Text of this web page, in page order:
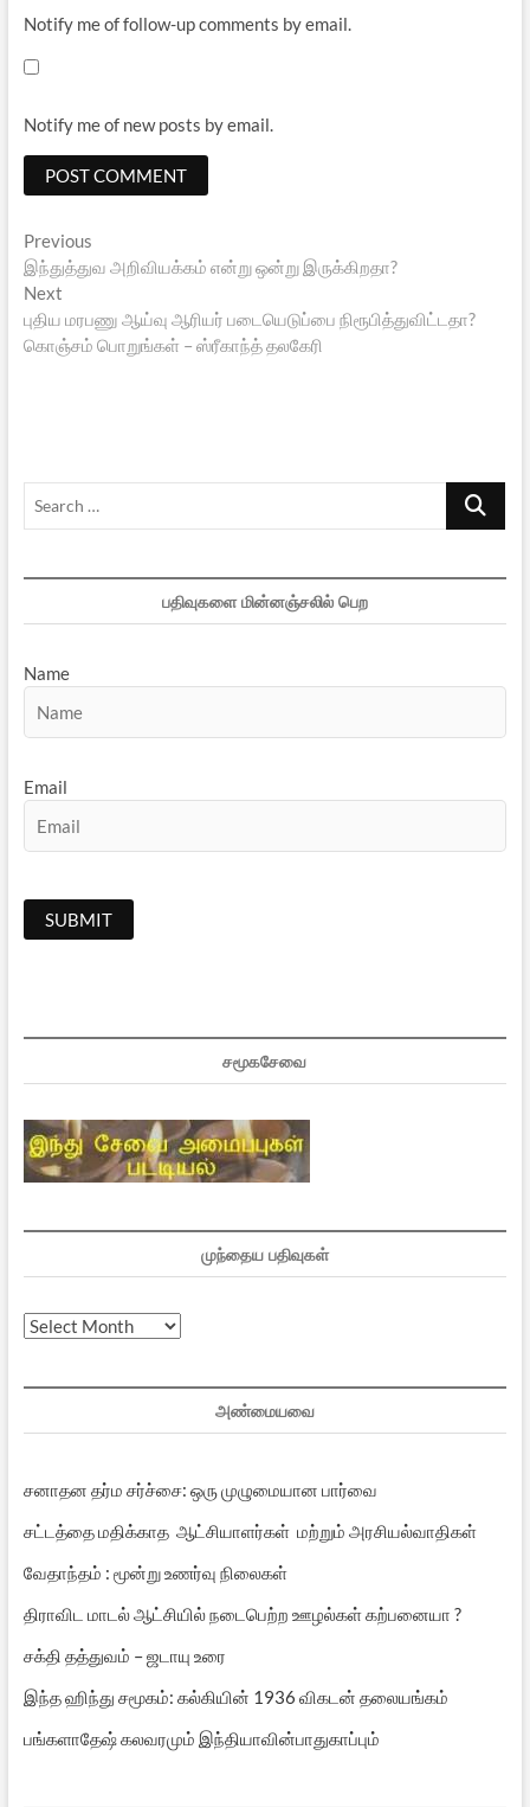
Notify me of follow-up comments by email.
Notify me of new posts by email.
Post
navigation
PreviousPrevious
post:
இந்துத்துவ அறிவியக்கம் என்று ஒன்று இருக்கிறதா?
NextNext
post:
புதிய மரபணு ஆய்வு ஆரியர் படையெடுப்பை நிரூபித்துவிட்டதா?
கொஞ்சம் பொறுங்கள் – ஸ்ரீகாந்த் தலகேரி
Search
பதிவுகளை மின்னஞ்சலில் பெற
Name
Email
சமூகசேவை
முந்தைய பதிவுகள்
முந்தைய
அண்மையவை
சனாதன தர்ம சர்ச்சை: ஒரு முழுமையான பார்வை
சட்டத்தை மதிக்காத ஆட்சியாளர்கள் மற்றும் அரசியல்வாதிகள்
வேதாந்தம் : மூன்று உணர்வு நிலைகள்
திராவிட மாடல் ஆட்சியில் நடைபெற்ற ஊழல்கள் கற்பனையா ?
சக்தி தத்துவம் – ஜடாயு உரை
இந்த ஹிந்து சமூகம்: கல்கியின் 1936 விகடன் தலையங்கம்
பங்களாதேஷ் கலவரமும் இந்தியாவின்பாதுகாப்பும்